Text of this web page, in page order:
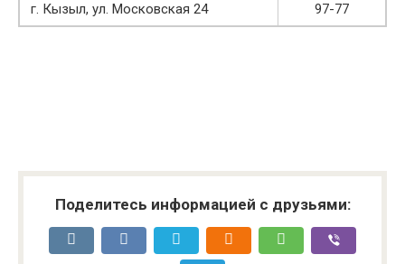
г. Кызыл, ул. Московская 24
97-77
Поделитесь информацией с друзьями: